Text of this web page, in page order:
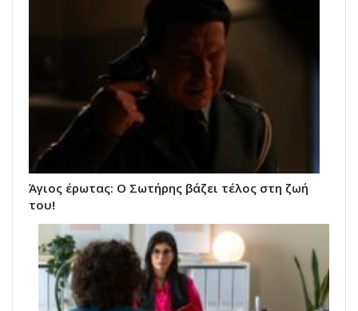
Άγιος έρωτας: Ο Σωτήρης βάζει τέλος στη ζωή
του!